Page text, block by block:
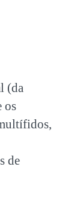
(da
os
de